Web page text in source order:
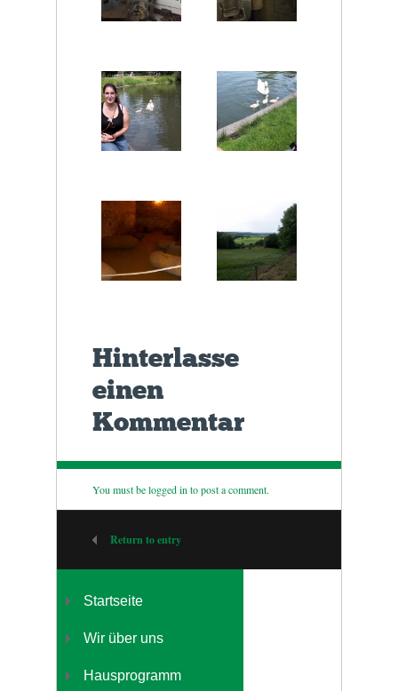
Hinterlasse
einen
Kommentar
You must belogged in to post a comment.
Return to entry
Startseite
Wir über uns
Hausprogramm